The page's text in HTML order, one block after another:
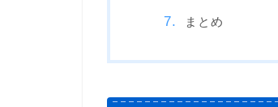
まとめ